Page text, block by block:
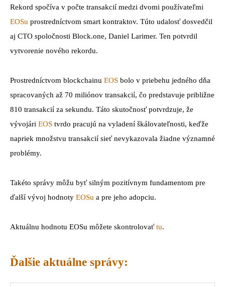
Rekord spočíva v počte transakcií medzi dvomi používateľmi
EOSu prostredníctvom smart kontraktov. Túto udalosť dosvedčil
aj CTO spoločnosti Block.one, Daniel Larimer. Ten potvrdil
vytvorenie nového rekordu.
Prostredníctvom blockchainu EOS bolo v priebehu jedného dňa
spracovaných až 70 miliónov transakcií, čo predstavuje približne
810 transakcií za sekundu. Táto skutočnosť potvrdzuje, že
vývojári EOS tvrdo pracujú na vyladení škálovateľnosti, keďže
napriek množstvu transakcií sieť nevykazovala žiadne významné
problémy.
Takéto správy môžu byť silným pozitívnym fundamentom pre
ďalší vývoj hodnoty EOSu a pre jeho adopciu.
Aktuálnu hodnotu EOSu môžete skontrolovať tu.
Ďalšie aktuálne správy: